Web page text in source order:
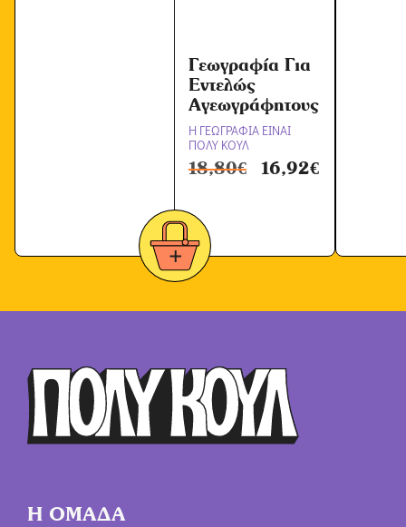
Γεωγραφία Για
Εντελώς
Αγεωγράφητους
Η ΓΕΩΓΡΑΦΙΑ ΕΙΝΑΙ
ΠΟΛΥ ΚΟΥΛ
18,80€ 16,92€
Η ΟΜΑΔΑ